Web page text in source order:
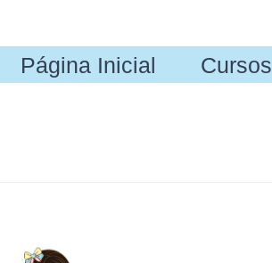
Página Inicial Cursos